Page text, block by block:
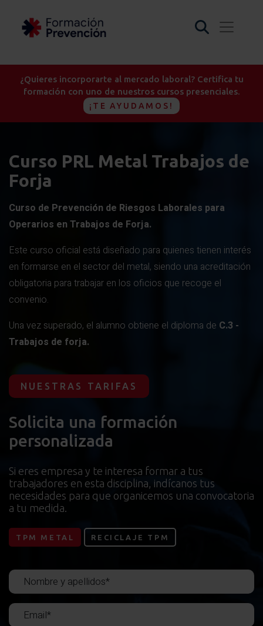
¿Quieres incorporarte al mercado laboral? Certifica tu
formación con uno de nuestros cursos presenciales.
¡TE AYUDAMOS!
Curso PRL Metal Trabajos de
Forja
Curso de Prevención de Riesgos Laborales para
Operarios en Trabajos de Forja.
Este curso oficial está diseñado para quienes tienen interés
en formarse en el sector del metal, siendo una acreditación
obligatoria para trabajar en los oficios que recoge el
convenio.
Una vez superado, el alumno obtiene el diploma de C.3 -
Trabajos de forja.
NUESTRAS TARIFAS
Solicita una formación
personalizada
Si eres empresa y te interesa formar a tus
trabajadores en esta disciplina, indícanos tus
necesidades para que organicemos una convocatoria
a tu medida.
TPM METAL RECICLAJE TPM